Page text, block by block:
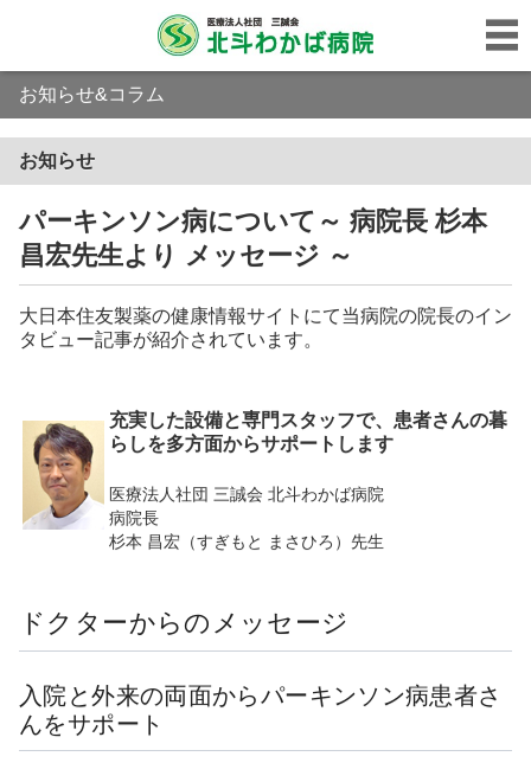
お知らせ&コラム
お知らせ
パーキンソン病について～ 病院長 杉本
昌宏先生より メッセージ ～
大日本住友製薬の健康情報サイトにて当病院の院長のイン
タビュー記事が紹介されています。
充実した設備と専門スタッフで、患者さんの暮
らしを多方面からサポートします
医療法人社団 三誠会 北斗わかば病院
病院長
杉本 昌宏（すぎもと まさひろ）先生
ドクターからのメッセージ
入院と外来の両面からパーキンソン病患者さ
んをサポート